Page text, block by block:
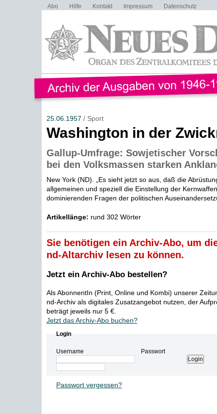
Abo Hilfe Kontakt Impressum Datenschutz
25.06.1957 / Sport
Washington in der
Gallup-Umfrage: Sowjetischer
bei den Volksmassen starken
New York (ND). „Es sieht jetzt so aus, daß die
allgemeinen und speziell die Einstellung der
dominierenden Fragen der politischen
Artikellänge: rund 302 Wörter
Sie benötigen ein Archiv-Abo, um
nd-Altarchiv lesen zu können.
Jetzt ein Archiv-Abo bestellen?
Als AbonnentIn (Print, Online und Kombi) unserer
nd-Archiv als digitales Zusatzangebot nutzen, der
beträgt jeweils nur 5 €.
Jetzt das Archiv-Abo buchen?
Login
Username Passwort
Passwort vergessen?